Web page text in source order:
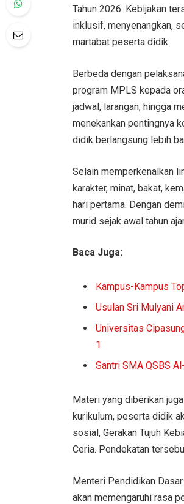
Tahun 2026. Kebijakan
inklusif, menyenangkan,
martabat peserta didik.
Berbeda dengan
program MPLS kepada
jadwal, larangan, hingga
menekankan pentingnya
didik berlangsung lebih
Selain memperkenalkan
karakter, minat, bakat,
hari pertama. Dengan
murid sejak awal tahun
Baca Juga:
Kampus-Kampus
Usulan Sri Mulyani
Universitas
1
Santri SMA QSBS
Materi yang diberikan
kurikulum, peserta didik
sosial, Gerakan Tujuh
Ceria. Pendekatan
Menteri Pendidikan
akan memengaruhi rasa